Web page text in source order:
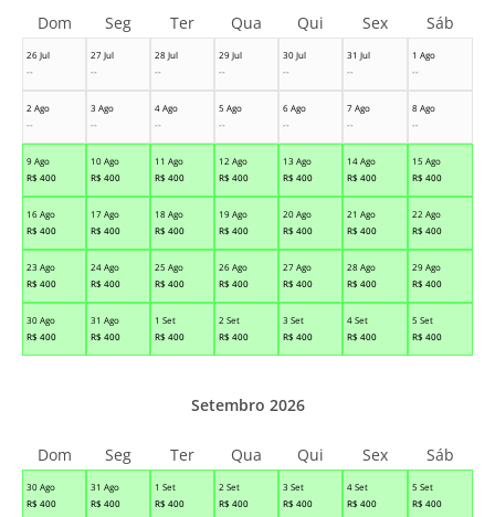
26 Jul
--
27 Jul
--
28 Jul
--
29 Jul
--
30 Jul
--
31 Jul
--
1 Ago
--
2 Ago
--
3 Ago
--
4 Ago
--
5 Ago
--
6 Ago
--
7 Ago
--
8 Ago
--
9 Ago
R$ 400
10 Ago
R$ 400
11 Ago
R$ 400
12 Ago
R$ 400
13 Ago
R$ 400
14 Ago
R$ 400
15 Ago
R$ 400
16 Ago
R$ 400
17 Ago
R$ 400
18 Ago
R$ 400
19 Ago
R$ 400
20 Ago
R$ 400
21 Ago
R$ 400
22 Ago
R$ 400
23 Ago
R$ 400
24 Ago
R$ 400
25 Ago
R$ 400
26 Ago
R$ 400
27 Ago
R$ 400
28 Ago
R$ 400
29 Ago
R$ 400
30 Ago
R$ 400
31 Ago
R$ 400
1 Set
R$ 400
2 Set
R$ 400
3 Set
R$ 400
4 Set
R$ 400
5 Set
R$ 400
Dom Seg Ter Qua Qui Sex Sáb
30 Ago
R$ 400
31 Ago
R$ 400
1 Set
R$ 400
2 Set
R$ 400
3 Set
R$ 400
4 Set
R$ 400
5 Set
R$ 400
Setembro 2026
Dom Seg Ter Qua Qui Sex Sáb